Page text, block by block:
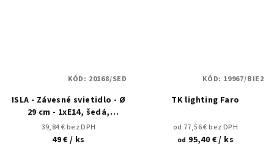
ISLA - Závesné svietidlo - Ø
29 cm - 1xE14, šedá,
pastelová modrá, ružová,
krémová
39,84 € bez DPH
49 €/ ks
KÓD: 20168/SED
TK lighting Faro
od 77,56 € bez DPH
od 95,40 €/ ks
KÓD: 19967/BIE2